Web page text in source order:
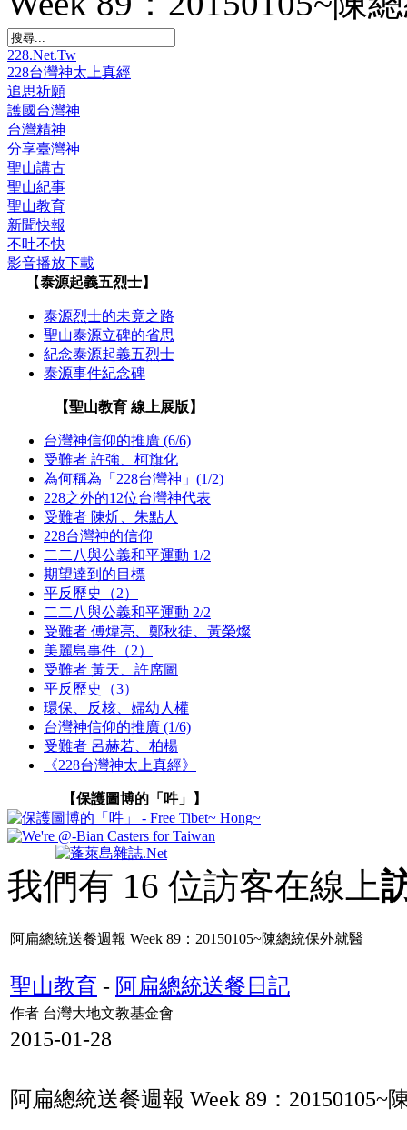
228.Net.Tw
228台灣神太上真經
追思祈願
護國台灣神
台灣精神
分享臺灣神
聖山講古
聖山紀事
聖山教育
新聞快報
不吐不快
影音播放下載
【泰源起義五烈士】
泰源烈士的未竟之路
聖山泰源立碑的省思
紀念泰源起義五烈士
泰源事件紀念碑
【聖山教育 線上展版】
台灣神信仰的推廣 (6/6)
受難者 許強、柯旗化
為何稱為「228台灣神」(1/2)
228之外的12位台灣神代表
受難者 陳炘、朱點人
228台灣神的信仰
二二八與公義和平運動 1/2
期望達到的目標
平反歷史（2）
二二八與公義和平運動 2/2
受難者 傅煒亮、鄭秋徒、黃榮燦
美麗島事件（2）
受難者 黃天、許席圖
平反歷史（3）
環保、反核、婦幼人權
台灣神信仰的推廣 (1/6)
受難者 呂赫若、柏楊
《228台灣神太上真經》
【保護圖博的「吽」】
我們有 16 位訪客在線上
阿扁總統送餐週報 Week 89：20150105~陳總統保外就醫
聖山教育 - 阿扁總統送餐日記
作者 台灣大地文教基金會
2015-01-28
阿扁總統送餐週報 Week 89：20150105~